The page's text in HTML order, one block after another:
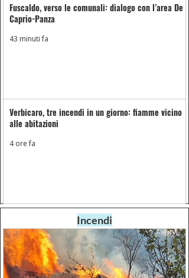
Fuscaldo, verso le comunali: dialogo con l’area De
Caprio-Panza
43 minuti fa
Verbicaro, tre incendi in un giorno: fiamme vicino
alle abitazioni
4 ore fa
Incendi